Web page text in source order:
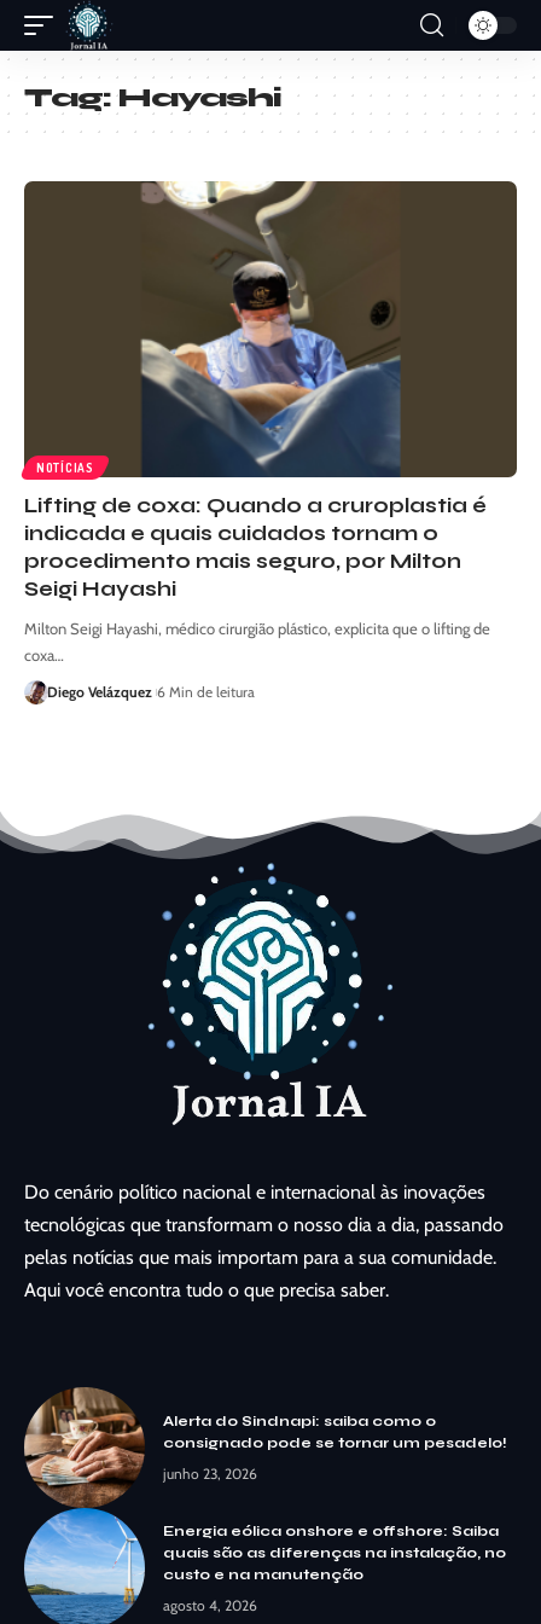
Tag:Hayashi
NOTÍCIAS
Lifting de coxa: Quando a cruroplastia é
indicada e quais cuidados tornam o
procedimento mais seguro, por Milton
Seigi Hayashi
Milton Seigi Hayashi, médico cirurgião plástico, explicita que o lifting de
coxa…
Diego Velázquez 6 Min de leitura
Do cenário político nacional e internacional às inovações
tecnológicas que transformam o nosso dia a dia, passando
pelas notícias que mais importam para a sua comunidade.
Aqui você encontra tudo o que precisa saber.
Alerta do Sindnapi: saiba como o
consignado pode se tornar um pesadelo!
junho 23, 2026
Energia eólica onshore e offshore: Saiba
quais são as diferenças na instalação, no
custo e na manutenção
agosto 4, 2026